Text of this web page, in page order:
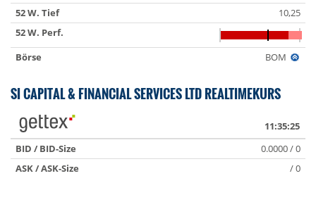
52 W. Tief
10,25
52 W. Perf.
Börse
BOM
SI CAPITAL & FINANCIAL SERVICES LTD REALTIMEKURS
11:35:25
BID / BID-Size
0.0000 / 0
ASK / ASK-Size
/ 0